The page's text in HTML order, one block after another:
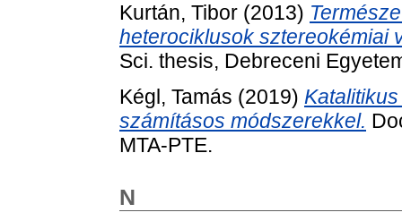
Kurtán, Tibor (2013)
heterociklusok sztereokémiai
Sci. thesis, Debreceni
Kégl, Tamás (2019)
számításos módszerekkel.
MTA-PTE.
N